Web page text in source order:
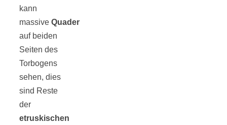
kann
massive Quader
auf beiden
Seiten des
Torbogens
sehen, dies
sind Reste
der
etruskischen